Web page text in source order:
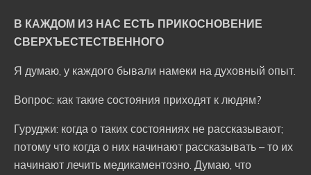
В КАЖДОМ ИЗ НАС ЕСТЬ ПРИКОСНОВЕНИЕ
СВЕРХЪЕСТЕСТВЕННОГО
Я думаю, у каждого бывали намеки на духовный опыт.
Вопрос: как такие состояния приходят к людям?
Гуруджи: когда о таких состояниях не рассказывают;
потому что когда о них начинают рассказывать – то их
начинают лечить медикаментозно. Думаю, что